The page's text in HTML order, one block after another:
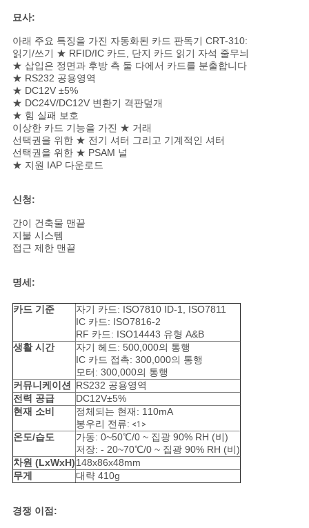
요
인
용
문
을
구
하
요
사
이
트
맵
PRIVACY
묘사:
아래 주요 특징을 가진 자동화된 카드 판독기 CRT-310:
읽기/쓰기 ★ RFID/IC 카드, 단지 카드 읽기 자석 줄무늬
★ 삽입은 정면과 후방 측 둘 다에서 카드를 분출합니다
★ RS232 공용영역
★ DC12V ±5%
★ DC24V/DC12V 변환기 격판덮개
★ 힘 실패 보호
이상한 카드 기능을 가진 ★ 거래
선택권을 위한 ★ 전기 셔터 그리고 기계적인 셔터
선택권을 위한 ★ PSAM 널
★ 지원 IAP 다운로드
신청:
간이 건축물 맨끝
지불 시스템
접근 제한 맨끝
명세:
카드 기준
자기 카드: ISO7810 ID-1, ISO7811
IC 카드: ISO7816-2
RF 카드: ISO14443 유형 A&B
생활 시간
자기 헤드: 500,000의 통행
IC 카드 접촉: 300,000의 통행
모터: 300,000의 통행
커뮤니케이션 RS232 공용영역
전력 공급
DC12V±5%
현재 소비
정체되는 현재: 110mA
봉우리 전류: <1>
온도/습도
가동: 0~50℃/0 ~ 집광 90% RH (비)
저장: - 20~70℃/0 ~ 집광 90% RH (비)
차원 (LxWxH)148x86x48mm
무게
대략 410g
경쟁 이점: